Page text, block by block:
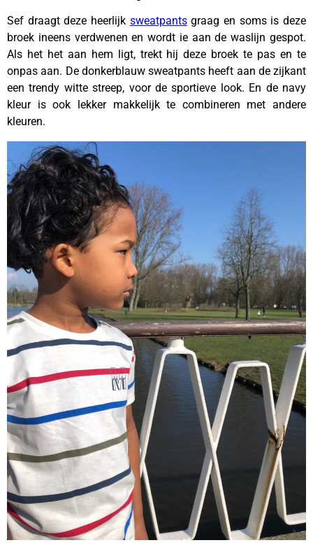
Sef draagt deze heerlijk sweatpantsgraag en soms is deze
broek ineens verdwenen en wordt ie aan de waslijn gespot.
Als het het aan hem ligt, trekt hij deze broek te pas en te
onpas aan. De donkerblauw sweatpants heeft aan de zijkant
een trendy witte streep, voor de sportieve look. En de navy
kleur is ook lekker makkelijk te combineren met andere
kleuren.